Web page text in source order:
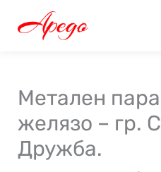
Метален
желязо – гр.
Дружба.